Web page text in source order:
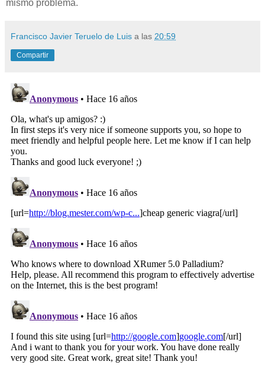
mismo problema.
Francisco Javier Teruelo de Luis a las 20:59
Compartir